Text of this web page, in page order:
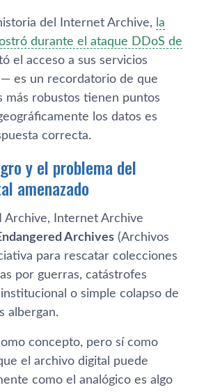
del Internet Archive, la
durante el ataque DDoS de
el acceso a sus servicios
es un recordatorio de que
más robustos tienen puntos
los datos es
correcta.
y el problema del
amenazado
Archive, Internet Archive
Archives (Archivos
para rescatar colecciones
por guerras, catástrofes
o simple colapso de
albergan.
concepto, pero sí como
el archivo digital puede
como el analógico es algo